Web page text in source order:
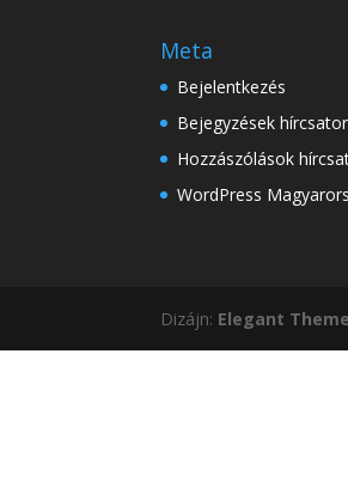
Meta
Bejelentkezés
Bejegyzések
Hozzászólások
WordPress
Dizájn: Elegant